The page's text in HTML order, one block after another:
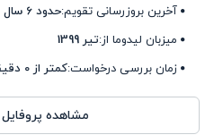
آخرین بروزرسانی تقویم:حدود 6 سال قبل
میزبان لیدوما از:تیر 1399
زمان بررسی درخواست:کمتر از 0 دقیقه
مشاهده